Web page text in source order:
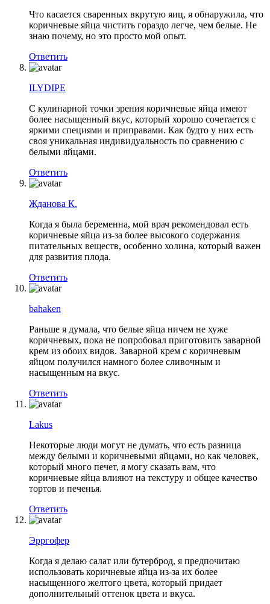
Что касается сваренных вкрутую яиц, я обнаружила, что
коричневые яйца чистить гораздо легче, чем белые. Не
знаю почему, но это просто мой опыт.
Ответить
ILYDIPE
С кулинарной точки зрения коричневые яйца имеют
более насыщенный вкус, который хорошо сочетается с
яркими специями и приправами. Как будто у них есть
своя уникальная индивидуальность по сравнению с
белыми яйцами.
Ответить
Жданова К.
Когда я была беременна, мой врач рекомендовал есть
коричневые яйца из-за более высокого содержания
питательных веществ, особенно холина, который важен
для развития плода.
Ответить
bahaken
Раньше я думала, что белые яйца ничем не хуже
коричневых, пока не попробовал приготовить заварной
крем из обоих видов. Заварной крем с коричневым
яйцом получился намного более сливочным и
насыщенным на вкус.
Ответить
Lakus
Некоторые люди могут не думать, что есть разница
между белыми и коричневыми яйцами, но как человек,
который много печет, я могу сказать вам, что
коричневые яйца влияют на текстуру и общее качество
тортов и печенья.
Ответить
Эрргофер
Когда я делаю салат или бутерброд, я предпочитаю
использовать коричневые яйца из-за их более
насыщенного желтого цвета, который придает
дополнительный оттенок цвета и вкуса.